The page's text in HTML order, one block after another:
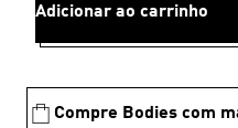
Adicionar ao carrinho
Compre Bodies com